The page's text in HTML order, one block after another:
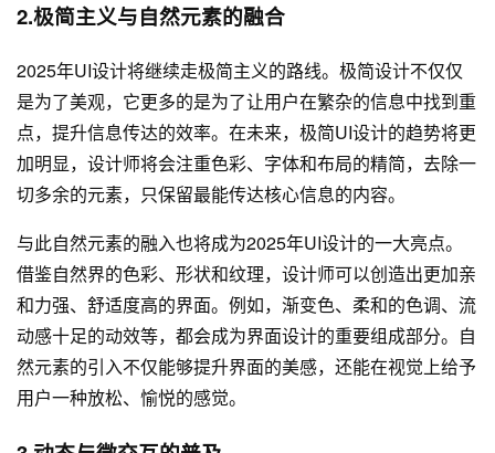
2.极简主义与自然元素的融合
2025年UI设计将继续走极简主义的路线。极简设计不仅仅
是为了美观，它更多的是为了让用户在繁杂的信息中找到重
点，提升信息传达的效率。在未来，极简UI设计的趋势将更
加明显，设计师将会注重色彩、字体和布局的精简，去除一
切多余的元素，只保留最能传达核心信息的内容。
与此自然元素的融入也将成为2025年UI设计的一大亮点。
借鉴自然界的色彩、形状和纹理，设计师可以创造出更加亲
和力强、舒适度高的界面。例如，渐变色、柔和的色调、流
动感十足的动效等，都会成为界面设计的重要组成部分。自
然元素的引入不仅能够提升界面的美感，还能在视觉上给予
用户一种放松、愉悦的感觉。